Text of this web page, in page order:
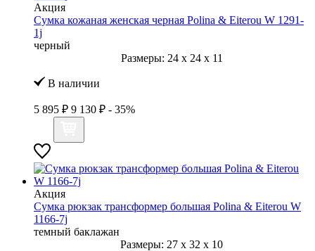
Акция
Сумка кожаная женская черная Polina & Eiterou W 1291-
1j
черный
Размеры: 24 x 24 x 11
В наличии
5 895 ₽ 9 130 ₽ - 35%
Акция
Сумка рюкзак трансформер большая Polina & Eiterou W
1166-7j
темный баклажан
Размеры: 27 x 32 x 10